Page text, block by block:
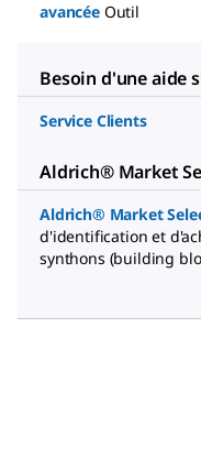
avancée Outil
Besoin d'une aide
Service Clients
Aldrich® Market
Aldrich® Market
d'identification et
synthons (building